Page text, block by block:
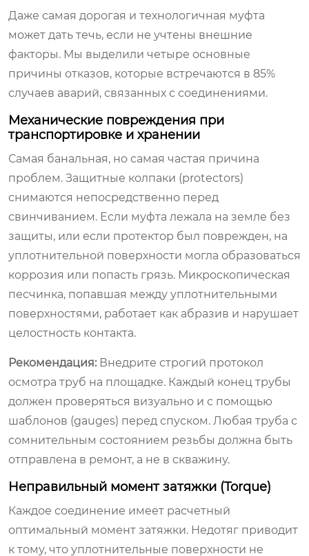
Даже самая дорогая и технологичная муфта
может дать течь, если не учтены внешние
факторы. Мы выделили четыре основные
причины отказов, которые встречаются в 85%
случаев аварий, связанных с соединениями.
Механические повреждения при
транспортировке и хранении
Самая банальная, но самая частая причина
проблем. Защитные колпаки (protectors)
снимаются непосредственно перед
свинчиванием. Если муфта лежала на земле без
защиты, или если протектор был поврежден, на
уплотнительной поверхности могла образоваться
коррозия или попасть грязь. Микроскопическая
песчинка, попавшая между уплотнительными
поверхностями, работает как абразив и нарушает
целостность контакта.
Рекомендация: Внедрите строгий протокол
осмотра труб на площадке. Каждый конец трубы
должен проверяться визуально и с помощью
шаблонов (gauges) перед спуском. Любая труба с
сомнительным состоянием резьбы должна быть
отправлена в ремонт, а не в скважину.
Неправильный момент затяжки (Torque)
Каждое соединение имеет расчетный
оптимальный момент затяжки. Недотяг приводит
к тому, что уплотнительные поверхности не